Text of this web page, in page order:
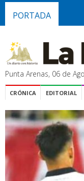
PORTADA
Punta Arenas, 06 de
CRÓNICA EDITORIAL